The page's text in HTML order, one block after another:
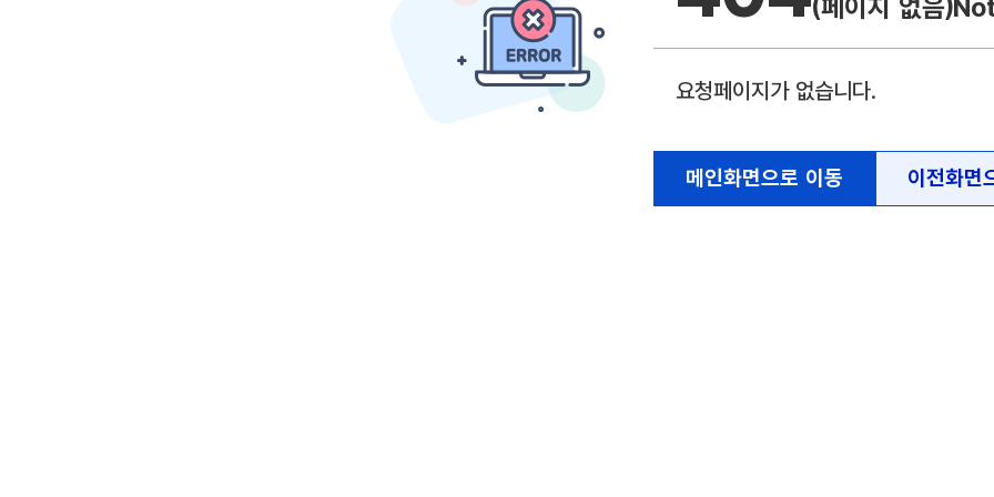
(페이지 없음)
요청페이지가 없습니다.
메인화면으로 이동 이전화면